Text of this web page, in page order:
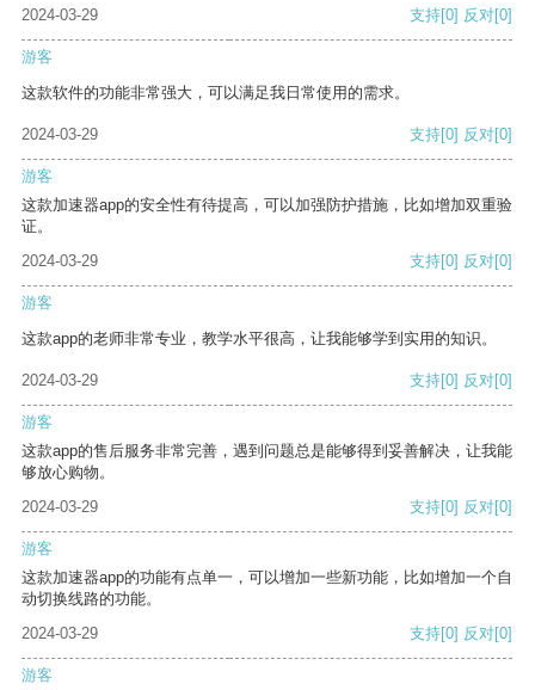
2024-03-29
支持[0] 反对[0]
游客
这款软件的功能非常强大，可以满足我日常使用的需求。
2024-03-29 支持[0] 反对[0]
游客
这款加速器app的安全性有待提高，可以加强防护措施，比如增加双重验
证。
2024-03-29
支持[0] 反对[0]
游客
这款app的老师非常专业，教学水平很高，让我能够学到实用的知识。
2024-03-29 支持[0] 反对[0]
游客
这款app的售后服务非常完善，遇到问题总是能够得到妥善解决，让我能
够放心购物。
2024-03-29
支持[0] 反对[0]
游客
这款加速器app的功能有点单一，可以增加一些新功能，比如增加一个自
动切换线路的功能。
2024-03-29
支持[0] 反对[0]
游客